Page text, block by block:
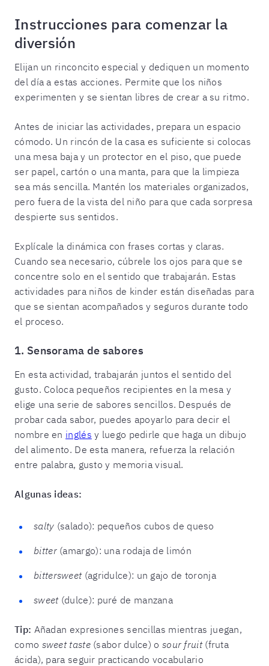
Instrucciones para comenzar la
diversión
Elijan un rinconcito especial y dediquen un momento
del día a estas acciones. Permite que los niños
experimenten y se sientan libres de crear a su ritmo.
Antes de iniciar las actividades, prepara un espacio
cómodo. Un rincón de la casa es suficiente si colocas
una mesa baja y un protector en el piso, que puede
ser papel, cartón o una manta, para que la limpieza
sea más sencilla. Mantén los materiales organizados,
pero fuera de la vista del niño para que cada sorpresa
despierte sus sentidos.
Explícale la dinámica con frases cortas y claras.
Cuando sea necesario, cúbrele los ojos para que se
concentre solo en el sentido que trabajarán. Estas
actividades para niños de kinder están diseñadas para
que se sientan acompañados y seguros durante todo
el proceso.
1. Sensorama de sabores
En esta actividad, trabajarán juntos el sentido del
gusto. Coloca pequeños recipientes en la mesa y
elige una serie de sabores sencillos. Después de
probar cada sabor, puedes apoyarlo para decir el
nombre en inglés y luego pedirle que haga un dibujo
del alimento. De esta manera, refuerza la relación
entre palabra, gusto y memoria visual.
Algunas ideas:
salty (salado): pequeños cubos de queso
bitter(amargo): una rodaja de limón
bittersweet(agridulce): un gajo de toronja
sweet(dulce): puré de manzana
Tip: Añadan expresiones sencillas mientras juegan,
como sweet taste(sabor dulce) o sour fruit(fruta
ácida), para seguir practicando vocabulario